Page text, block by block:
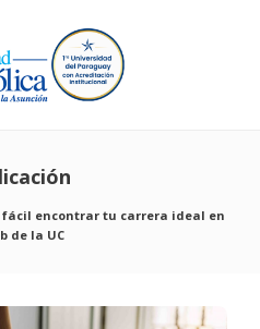
fácil encontrar tu carrera ideal en
de la UC